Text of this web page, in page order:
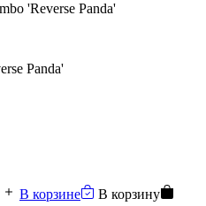
Panda'
В корзине В корзину